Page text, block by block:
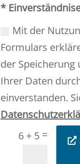
*
Mit der
Formulars
der Speicherung
Ihrer Daten
einverstanden.
6 + 5 =